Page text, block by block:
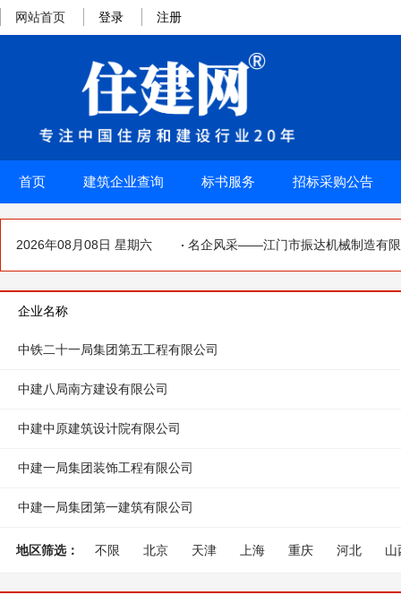
网站首页 登录 注册
首页 建筑企业查询 标书服务 招标采购公告
2026年08月08日 星期六
奥创智能科技有限公司 名企风采——江门市振达机械制造有限公
企业名称
中铁二十一局集团第五工程有限公司
中建八局南方建设有限公司
中建中原建筑设计院有限公司
中建一局集团装饰工程有限公司
中建一局集团第一建筑有限公司
地区筛选： 不限 北京 天津 上海 重庆 河北 山